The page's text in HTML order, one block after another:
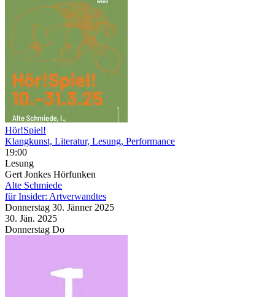
Hör!Spiel!
Klangkunst, Literatur, Lesung, Performance
19:00
Lesung
Gert Jonkes Hörfunken
Alte Schmiede
für Insider: Artverwandtes
Donnerstag 30. Jänner 2025
30. Jän. 2025
Donnerstag Do